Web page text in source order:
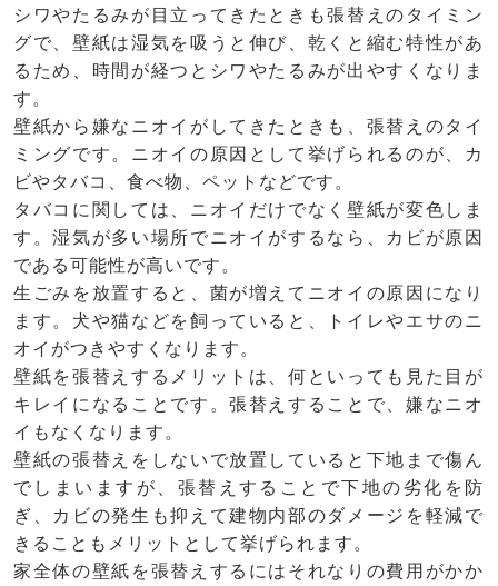
シワやたるみが目立ってきたときも張替えのタイミン
グで、壁紙は湿気を吸うと伸び、乾くと縮む特性があ
るため、時間が経つとシワやたるみが出やすくなりま
す。
壁紙から嫌なニオイがしてきたときも、張替えのタイ
ミングです。ニオイの原因として挙げられるのが、カ
ビやタバコ、食べ物、ペットなどです。
タバコに関しては、ニオイだけでなく壁紙が変色しま
す。湿気が多い場所でニオイがするなら、カビが原因
である可能性が高いです。
生ごみを放置すると、菌が増えてニオイの原因になり
ます。犬や猫などを飼っていると、トイレやエサのニ
オイがつきやすくなります。
壁紙を張替えするメリットは、何といっても見た目が
キレイになることです。張替えすることで、嫌なニオ
イもなくなります。
壁紙の張替えをしないで放置していると下地まで傷ん
でしまいますが、張替えすることで下地の劣化を防
ぎ、カビの発生も抑えて建物内部のダメージを軽減で
きることもメリットとして挙げられます。
家全体の壁紙を張替えするにはそれなりの費用がかか